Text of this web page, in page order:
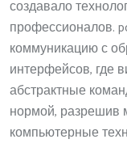
создавало
профессионалов.
коммуникацию с
интерфейсов, где
абстрактные
нормой, разрешив
компьютерные